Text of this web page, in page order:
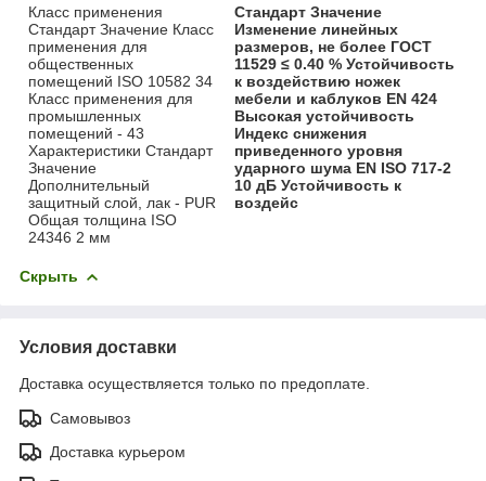
Класс применения
Стандарт Значение Класс
применения для
общественных
помещений ISO 10582 34
Класс применения для
промышленных
помещений - 43
Характеристики Стандарт
Значение
Дополнительный
защитный слой, лак - PUR
Общая толщина ISO
24346 2 мм
Стандарт Значение
Изменение линейных
размеров, не более ГОСТ
11529 ≤ 0.40 % Устойчивость
к воздействию ножек
мебели и каблуков EN 424
Высокая устойчивость
Индекс снижения
приведенного уровня
ударного шума EN ISO 717-2
10 дБ Устойчивость к
воздейс
Скрыть
Условия доставки
Доставка осуществляется только по предоплате.
Самовывоз
Доставка курьером